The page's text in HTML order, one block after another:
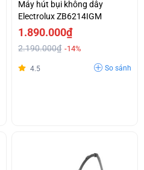
Máy hút bụi không dây
Electrolux ZB6214IGM
1.890.000₫
2.190.000₫ -14%
4.5 So sánh